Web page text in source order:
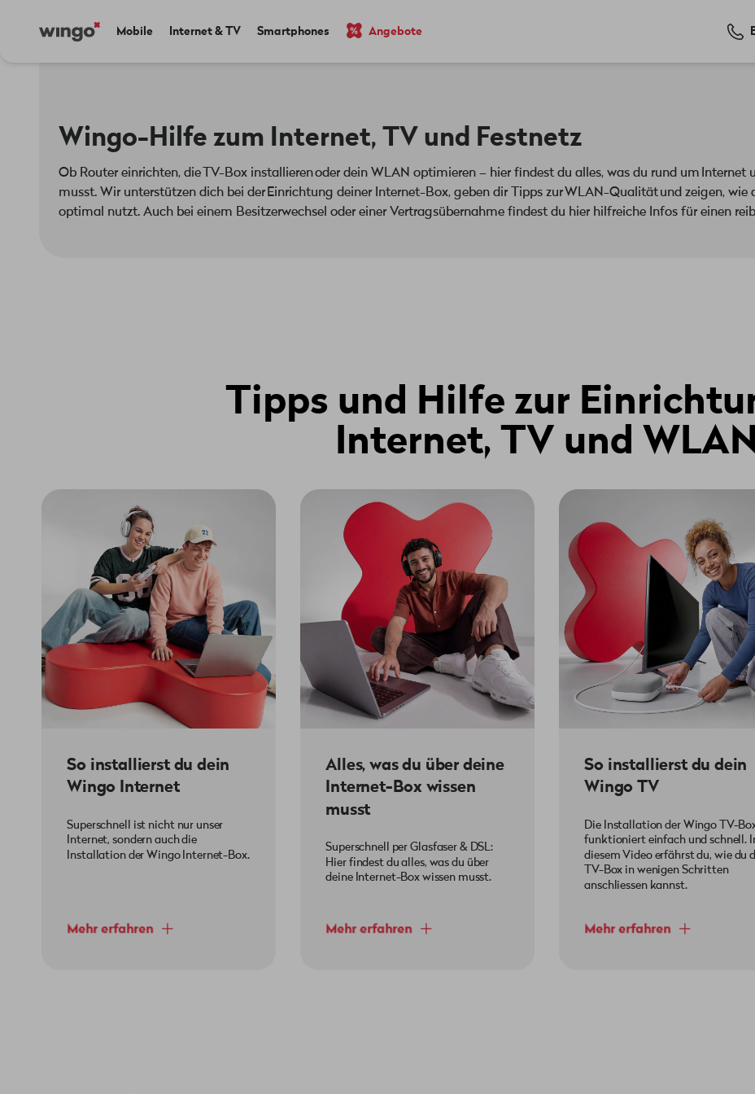
Main
Mobile Internet & TV Smartphones Angebote
Wingo-Hilfe zum Internet, TV und Festnetz
Ob Router einrichten, die TV-Box installieren oder dein WLAN optimieren – hier findest du alles, was du rund um Internet
musst. Wir unterstützen dich bei der Einrichtung deiner Internet-Box, geben dir Tipps zur WLAN-Qualität und zeigen, wie
optimal nutzt. Auch bei einem Besitzerwechsel oder einer Vertragsübernahme findest du hier hilfreiche Infos für einen
Tipps und Hilfe zur
Internet, TV und WLAN
So installierst du dein
Wingo Internet
Superschnell ist nicht nur unser
Internet, sondern auch die
Installation der Wingo Internet-Box.
Mehr erfahren
Alles, was du über deine
Internet-Box wissen
musst
Superschnell per Glasfaser & DSL:
Hier findest du alles, was du über
deine Internet-Box wissen musst.
Mehr erfahren
So installierst du dein
Wingo TV
Die Installation der Wingo TV-
funktioniert einfach und schnell.
diesem Video erfährst du, wie du
TV-Box in wenigen Schritten
anschliessen kannst.
Mehr erfahren